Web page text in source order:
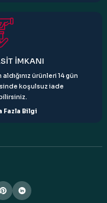
İMKANI
aldığınız ürünleri 14 gün
koşulsuz iade
Fazla Bilgi